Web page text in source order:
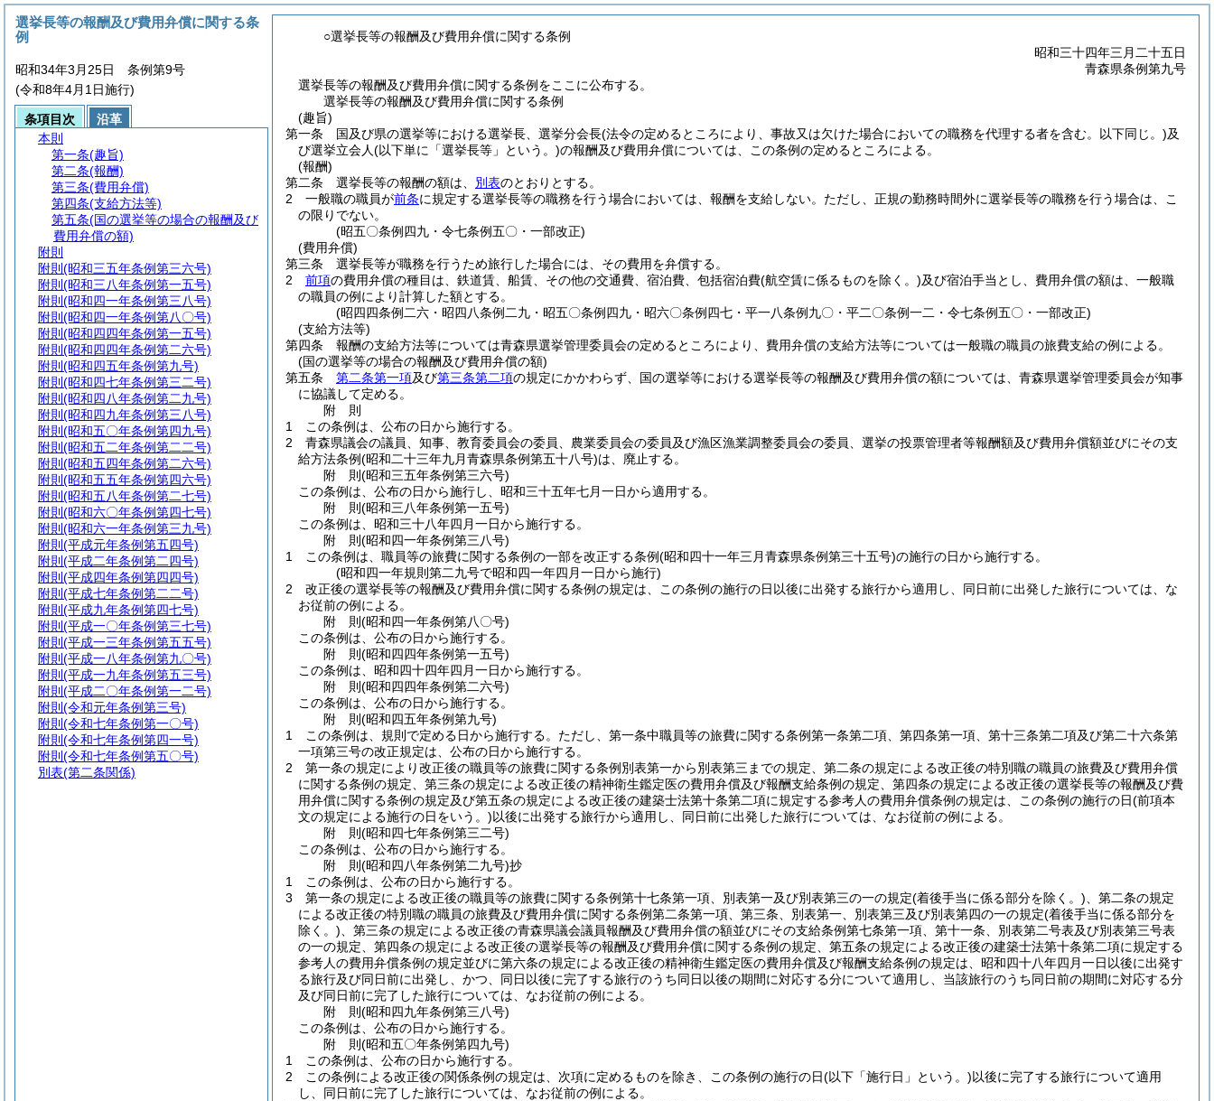
○選挙長等の報酬及び費用弁償に関する条例
昭和三十四年三月二十五日
青森県条例第九号
選挙長等の報酬及び費用弁償に関する条例をここに公布する。
選挙長等の報酬及び費用弁償に関する条例
(趣旨)
第一条
国及び県の選挙等における選挙長、選挙分会長(法令の定めるところにより、事故又は欠けた場合においての職務を代理する者を含む。以下同じ。)及
び選挙立会人(以下単に「選挙長等」という。)の報酬及び費用弁償については、この条例の定めるところによる。
(報酬)
第二条
選挙長等の報酬の額は、 別表のとおりとする。
2
一般職の職員が前条に規定する選挙長等の職務を行う場合においては、報酬を支給しない。 ただし、正規の勤務時間外に選挙長等の職務を行う場合は、こ
の限りでない。
(昭五〇条例四九・令七条例五〇・一部改正)
(費用弁償)
第三条
選挙長等が職務を行うため旅行した場合には、その費用を弁償する。
2
前項の費用弁償の種目は、鉄道賃、船賃、その他の交通費、宿泊費、包括宿泊費(航空賃に係るものを除く。)及び宿泊手当とし、費用弁償の額は、一般職
の職員の例により計算した額とする。
(昭四四条例二六・昭四八条例二九・昭五〇条例四九・昭六〇条例四七・平一八条例九〇・平二〇条例一二・令七条例五〇・一部改正)
(支給方法等)
第四条
報酬の支給方法等については青森県選挙管理委員会の定めるところにより、費用弁償の支給方法等については一般職の職員の旅費支給の例による。
(国の選挙等の場合の報酬及び費用弁償の額)
第五条
第二条第一項及び第三条第二項の規定にかかわらず、国の選挙等における選挙長等の報酬及び費用弁償の額については、青森県選挙管理委員会が知事
に協議して定める。
附 則
1
この条例は、公布の日から施行する。
2
青森県議会の議員、知事、教育委員会の委員、農業委員会の委員及び漁区漁業調整委員会の委員、選挙の投票管理者等報酬額及び費用弁償額並びにその支
給方法条例(昭和二十三年九月青森県条例第五十八号)は、廃止する。
附 則(昭和三五年条例第三六号)
この条例は、公布の日から施行し、昭和三十五年七月一日から適用する。
附 則(昭和三八年条例第一五号)
この条例は、昭和三十八年四月一日から施行する。
附 則(昭和四一年条例第三八号)
1
この条例は、職員等の旅費に関する条例の一部を改正する条例(昭和四十一年三月青森県条例第三十五号)の施行の日から施行する。
(昭和四一年規則第二九号で昭和四一年四月一日から施行)
2
改正後の選挙長等の報酬及び費用弁償に関する条例の規定は、この条例の施行の日以後に出発する旅行から適用し、同日前に出発した旅行については、な
お従前の例による。
附 則(昭和四一年条例第八〇号)
この条例は、公布の日から施行する。
附 則(昭和四四年条例第一五号)
この条例は、昭和四十四年四月一日から施行する。
附 則(昭和四四年条例第二六号)
この条例は、公布の日から施行する。
附 則(昭和四五年条例第九号)
1
この条例は、規則で定める日から施行する。 ただし、第一条中職員等の旅費に関する条例第一条第二項、第四条第一項、第十三条第二項及び第二十六条第
一項第三号の改正規定は、公布の日から施行する。
2
第一条の規定により改正後の職員等の旅費に関する条例別表第一から別表第三までの規定、第二条の規定による改正後の特別職の職員の旅費及び費用弁償
に関する条例の規定、第三条の規定による改正後の精神衛生鑑定医の費用弁償及び報酬支給条例の規定、第四条の規定による改正後の選挙長等の報酬及び費
用弁償に関する条例の規定及び第五条の規定による改正後の建築士法第十条第二項に規定する参考人の費用弁償条例の規定は、この条例の施行の日(前項本
文の規定による施行の日をいう。)以後に出発する旅行から適用し、同日前に出発した旅行については、なお従前の例による。
附 則(昭和四七年条例第三二号)
この条例は、公布の日から施行する。
附 則(昭和四八年条例第二九号)抄
1
この条例は、公布の日から施行する。
3
第一条の規定による改正後の職員等の旅費に関する条例第十七条第一項、別表第一及び別表第三の一の規定(着後手当に係る部分を除く。) 、第二条の規定
による改正後の特別職の職員の旅費及び費用弁償に関する条例第二条第一項、第三条、別表第一、別表第三及び別表第四の一の規定(着後手当に係る部分を
除く。) 、第三条の規定による改正後の青森県議会議員報酬及び費用弁償の額並びにその支給条例第七条第一項、第十一条、別表第二号表及び別表第三号表
の一の規定、第四条の規定による改正後の選挙長等の報酬及び費用弁償に関する条例の規定、第五条の規定による改正後の建築士法第十条第二項に規定する
参考人の費用弁償条例の規定並びに第六条の規定による改正後の精神衛生鑑定医の費用弁償及び報酬支給条例の規定は、昭和四十八年四月一日以後に出発す
る旅行及び同日前に出発し、かつ、同日以後に完了する旅行のうち同日以後の期間に対応する分について適用し、当該旅行のうち同日前の期間に対応する分
及び同日前に完了した旅行については、なお従前の例による。
附 則(昭和四九年条例第三八号)
この条例は、公布の日から施行する。
附 則(昭和五〇年条例第四九号)
1
この条例は、公布の日から施行する。
2
この条例による改正後の関係条例の規定は、次項に定めるものを除き、この条例の施行の日(以下「施行日」という。)以後に完了する旅行について適用
し、同日前に完了した旅行については、なお従前の例による。
選挙長等の報酬及び費用弁償に関する条
例
昭和34年3月25日 条例第9号
(令和8年4月1日施行)
条項目次
沿革
本則
第一条(趣旨)
第二条(報酬)
第三条(費用弁償)
第四条(支給方法等)
第五条(国の選挙等の場合の報酬及び
費用弁償の額)
附則
附則 (昭和三五年条例第三六号)
附則 (昭和三八年条例第一五号)
附則 (昭和四一年条例第三八号)
附則 (昭和四一年条例第八〇号)
附則 (昭和四四年条例第一五号)
附則 (昭和四四年条例第二六号)
附則 (昭和四五年条例第九号)
附則 (昭和四七年条例第三二号)
附則 (昭和四八年条例第二九号)
附則 (昭和四九年条例第三八号)
附則 (昭和五〇年条例第四九号)
附則 (昭和五二年条例第二二号)
附則 (昭和五四年条例第二六号)
附則 (昭和五五年条例第四六号)
附則 (昭和五八年条例第二七号)
附則 (昭和六〇年条例第四七号)
附則 (昭和六一年条例第三九号)
附則 (平成元年条例第五四号)
附則 (平成二年条例第二四号)
附則 (平成四年条例第四四号)
附則 (平成七年条例第二二号)
附則 (平成九年条例第四七号)
附則 (平成一〇年条例第三七号)
附則 (平成一三年条例第五五号)
附則 (平成一八年条例第九〇号)
附則 (平成一九年条例第五三号)
附則 (平成二〇年条例第一二号)
附則 (令和元年条例第三号)
附則 (令和七年条例第一〇号)
附則 (令和七年条例第四一号)
附則 (令和七年条例第五〇号)
別表(第二条関係)